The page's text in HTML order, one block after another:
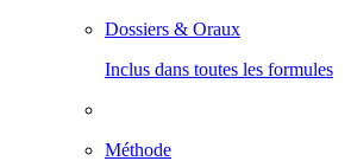
Dossiers & Oraux
Inclus dans toutes les formules
Méthode